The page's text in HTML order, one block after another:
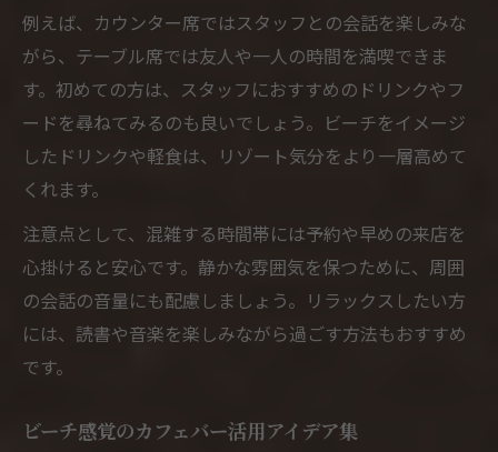
例えば、カウンター席ではスタッフとの会話を楽しみな
がら、テーブル席では友人や一人の時間を満喫できま
す。初めての方は、スタッフにおすすめのドリンクやフ
ードを尋ねてみるのも良いでしょう。ビーチをイメージ
したドリンクや軽食は、リゾート気分をより一層高めて
くれます。
注意点として、混雑する時間帯には予約や早めの来店を
心掛けると安心です。静かな雰囲気を保つために、周囲
の会話の音量にも配慮しましょう。リラックスしたい方
には、読書や音楽を楽しみながら過ごす方法もおすすめ
です。
ビーチ感覚のカフェバー活用アイデア集